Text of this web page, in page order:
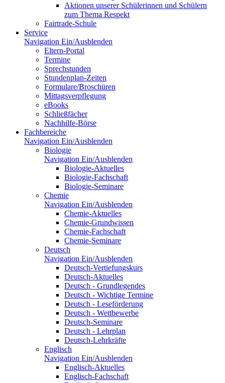
Aktionen unserer Schülerinnen und Schülern
zum Thema Respekt
Fairtrade-Schule
Service
Navigation Ein/Ausblenden
Eltern-Portal
Termine
Sprechstunden
Stundenplan-Zeiten
Formulare/Broschüren
Mittagsverpflegung
eBooks
Schließfächer
Nachhilfe-Börse
Fachbereiche
Navigation Ein/Ausblenden
Biologie
Navigation Ein/Ausblenden
Biologie-Aktuelles
Biologie-Fachschaft
Biologie-Seminare
Chemie
Navigation Ein/Ausblenden
Chemie-Aktuelles
Chemie-Grundwissen
Chemie-Fachschaft
Chemie-Seminare
Deutsch
Navigation Ein/Ausblenden
Deutsch-Vertiefungskurs
Deutsch-Aktuelles
Deutsch - Grundlegendes
Deutsch - Wichtige Termine
Deutsch - Leseförderung
Deutsch - Wettbewerbe
Deutsch-Seminare
Deutsch - Lehrplan
Deutsch-Lehrkräfte
Englisch
Navigation Ein/Ausblenden
Englisch-Aktuelles
Englisch-Fachschaft